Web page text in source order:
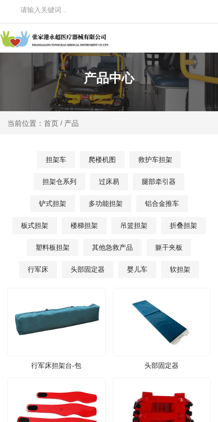
产品中心
当前位置：首页 / 产品
担架车 爬楼机图 救护车担架
担架仓系列 过床易 腿部牵引器
铲式担架 多功能担架 铝合金推车
板式担架 楼梯担架 吊篮担架 折叠担架
塑料板担架 其他急救产品 躯干夹板
行军床 头部固定器 婴儿车 软担架
行军床担架台-包 头部固定器